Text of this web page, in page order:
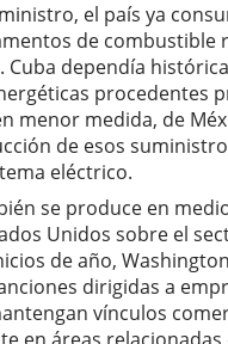
el país ya
de combustible
Cuba dependía
procedentes
menor medida, de
de esos
eléctrico.
se produce en
Unidos sobre el
de año,
dirigidas a
vínculos